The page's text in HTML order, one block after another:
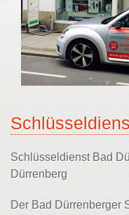
Schlüsseldienst Bad
Dürrenberg
Der Bad Dürrenberger